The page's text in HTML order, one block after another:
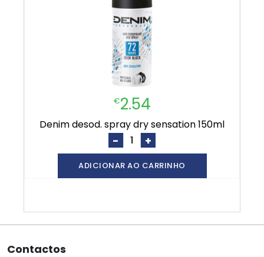
€2.54
denim desod. spray dry sensation 150ml
- +
ADICIONAR AO CARRINHO
Contactos